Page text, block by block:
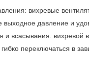
вихревые
выходное давление и
и всасывания:
переключаться в